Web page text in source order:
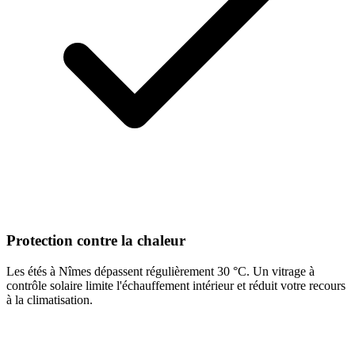
Protection contre la chaleur
Les étés à Nîmes dépassent régulièrement 30 °C. Un vitrage à
contrôle solaire limite l'échauffement intérieur et réduit votre recours
à la climatisation.